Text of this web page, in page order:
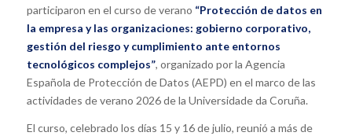
participaron en el curso de verano “Protección de datos en
la empresa y las organizaciones: gobierno corporativo,
gestión del riesgo y cumplimiento ante entornos
tecnológicos complejos”, organizado por la Agencia
Española de Protección de Datos (AEPD) en el marco de las
actividades de verano 2026 de la Universidade da Coruña.
El curso, celebrado los días 15 y 16 de julio, reunió a más de